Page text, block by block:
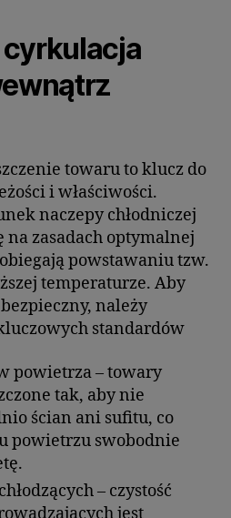
towaru to klucz do
i właściwości.
naczepy chłodniczej
zasadach optymalnej
powstawaniu tzw.
temperaturze. Aby
należy
standardów
powietrza – towary
tak, aby nie
ścian ani sufitu, co
powietrzu swobodnie
– czystość
jest